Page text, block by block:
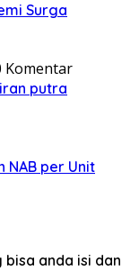
Surga
Komentar
putra
NAB per Unit
anda isi dan